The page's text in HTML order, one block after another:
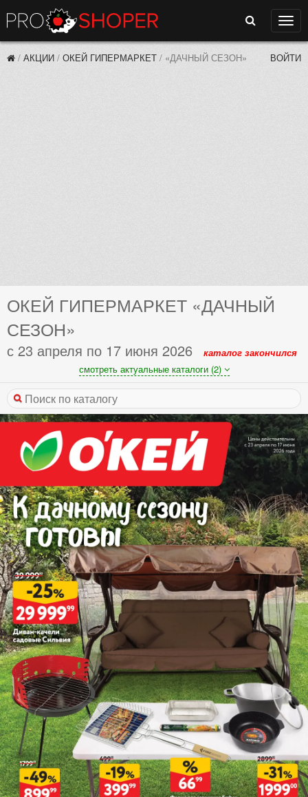
Поиск
/ АКЦИИ / ОКЕЙ ГИПЕРМАРКЕТ / «ДАЧНЫЙ СЕЗОН» ВОЙТИ
ОКЕЙ ГИПЕРМАРКЕТ «ДАЧНЫЙ
СЕЗОН»
с 23 апреля по 17 июня 2026
каталог закончился
смотреть актуальные каталоги (2)